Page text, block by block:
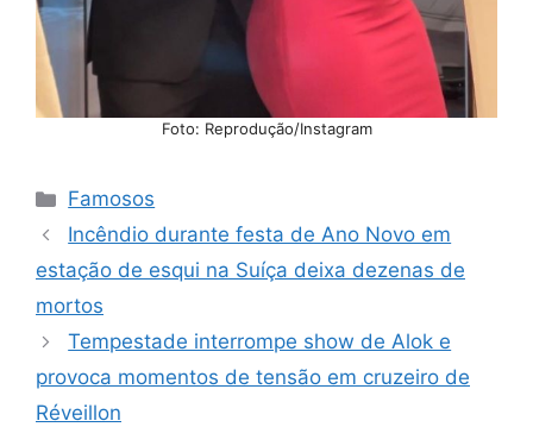
Foto: Reprodução/Instagram
Categorias
Famosos
Incêndio durante festa de Ano Novo em
estação de esqui na Suíça deixa dezenas de
mortos
Tempestade interrompe show de Alok e
provoca momentos de tensão em cruzeiro de
Réveillon